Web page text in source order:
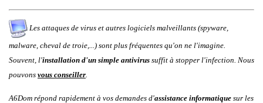
Les attaques de virus et autres logiciels malveillants (spyware,
malware, cheval de troie,...) sont plus fréquentes qu'on ne l'imagine.
Souvent, l'installation d'un simple antivirus suffit à stopper l'infection. Nous
pouvons vous conseiller.
A6Dom répond rapidement à vos demandes d'assistance informatique sur les